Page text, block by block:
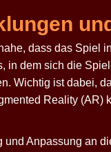
dass das Spiel
in dem sich die
Wichtig ist dabei,
Reality
Anpassung an